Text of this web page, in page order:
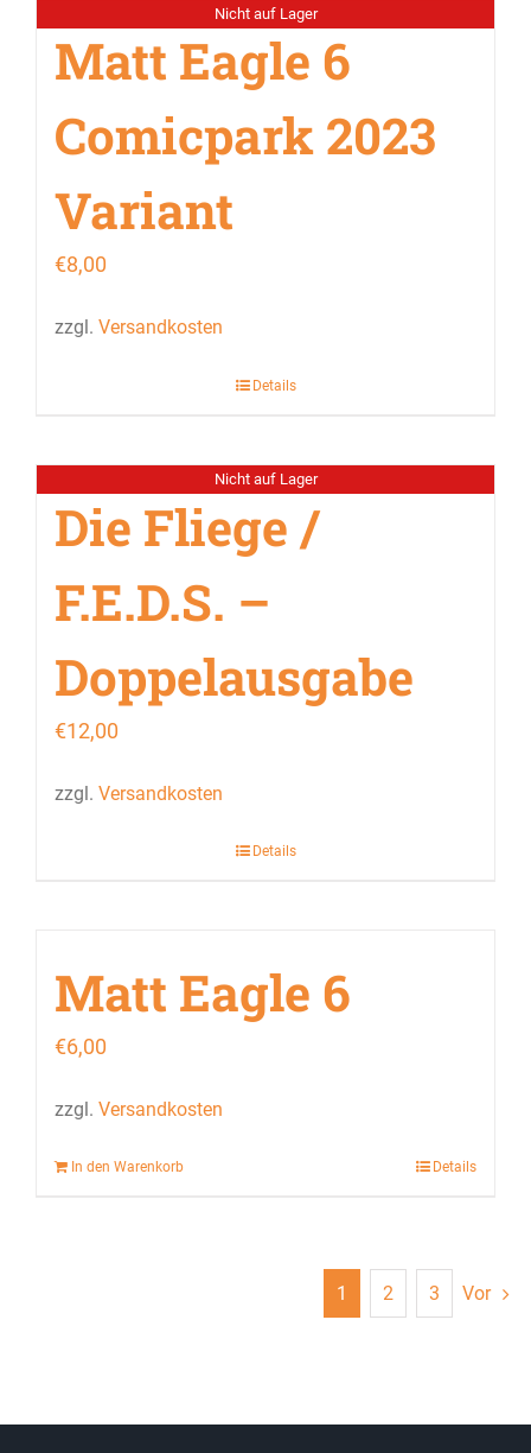
Nicht auf Lager
Matt Eagle 6
Comicpark 2023
Variant
€8,00
zzgl. Versandkosten
Details
Nicht auf Lager
Die Fliege /
F.E.D.S. –
Doppelausgabe
€12,00
zzgl. Versandkosten
Details
Matt Eagle 6
€6,00
zzgl. Versandkosten
In den Warenkorb Details
1 2 3 Vor